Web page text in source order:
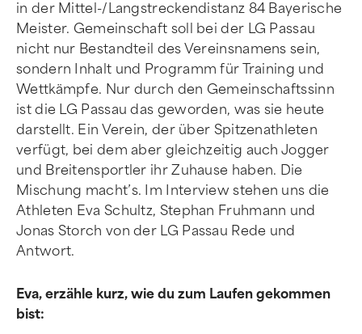
in der Mittel-/Langstreckendistanz 84 Bayerische
Meister. Gemeinschaft soll bei der LG Passau
nicht nur Bestandteil des Vereinsnamens sein,
sondern Inhalt und Programm für Training und
Wettkämpfe. Nur durch den Gemeinschaftssinn
ist die LG Passau das geworden, was sie heute
darstellt. Ein Verein, der über Spitzenathleten
verfügt, bei dem aber gleichzeitig auch Jogger
und Breitensportler ihr Zuhause haben. Die
Mischung macht’s. Im Interview stehen uns die
Athleten Eva Schultz, Stephan Fruhmann und
Jonas Storch von der LG Passau Rede und
Antwort.
Eva, erzähle kurz, wie du zum Laufen gekommen
bist: